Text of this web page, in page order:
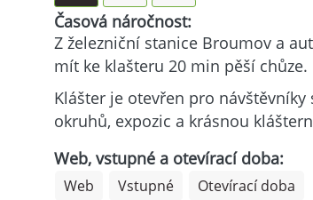
Časová náročnost:
Z železniční stanice Broumov a
mít ke klašteru 20 min pěší chůze.
Klášter je otevřen pro
okruhů, expozic a krásnou
Web, vstupné a otevírací doba:
Web Vstupné Otevírací doba